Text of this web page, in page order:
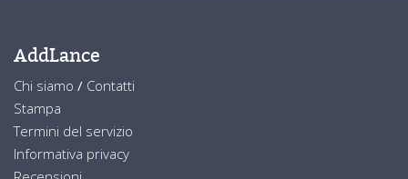
AddLance
Chi siamo / Contatti
Stampa
Termini del servizio
Informativa privacy